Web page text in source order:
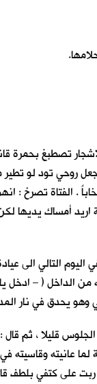
تصطبغ بحمرة
تجعل روحي تود
. الفتاة تصرخ :
اريد أمساك
( – ادخل يا
وهو يحدق في نار
قليلا ، ثم
لما عانيته
على كتفي بلطف